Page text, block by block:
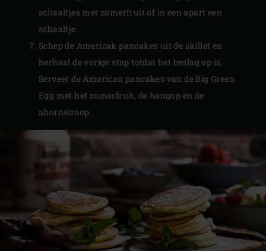
schaaltjes met zomerfruit of in een apart een
schaaltje.
Schep de Americak pancakes uit de skillet en
herhaal de vorige stap totdat het beslag op is.
Serveer de American pancakes van de Big Green
Egg met het zomerfruit, de hangop en de
ahornsiroop.